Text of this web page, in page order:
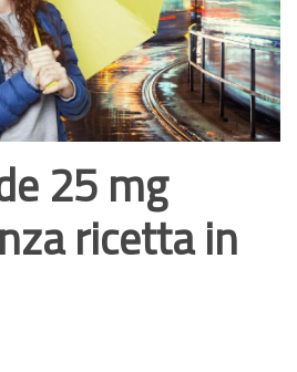
25 mg
ricetta in